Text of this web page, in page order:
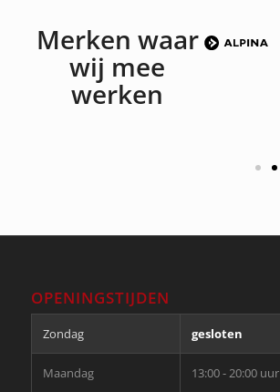
Merken waar
wij mee
werken
OPENINGSTIJDEN
Zondag gesloten
Maandag 13:00 - 20:00 uur